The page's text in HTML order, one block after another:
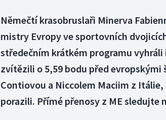
Němečtí krasobruslaři Minerva
mistry Evropy ve sportovních
středečním krátkém programu
zvítězili o 5,59 bodu před evropskými
Contiovou a Niccolem Maciim z
porazili. Přímé přenosy z ME sledujte